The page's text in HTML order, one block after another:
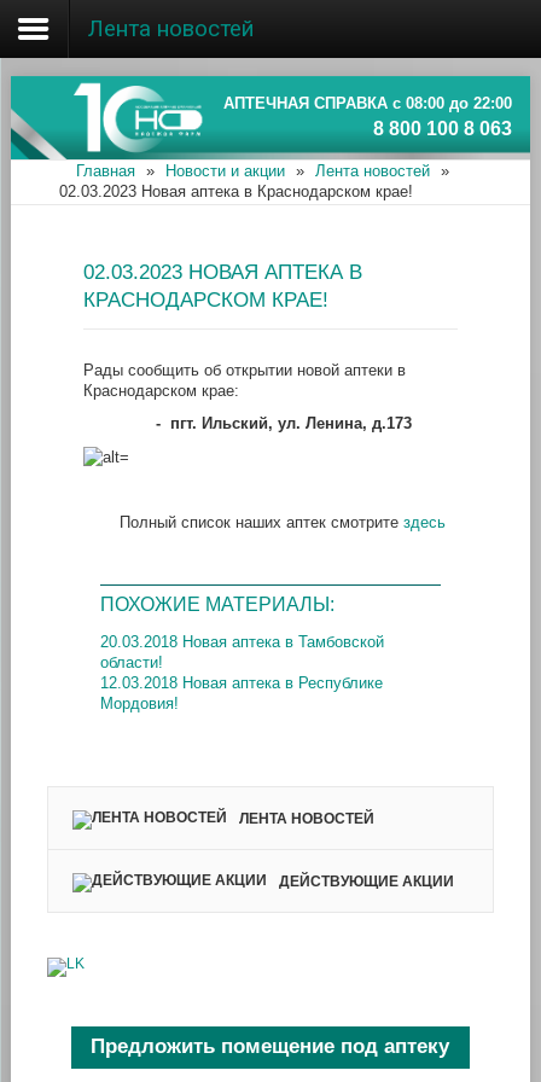
Главная
Об ассоциации
Наши аптеки
Информация
Лента новостей
АПТЕЧНАЯ СПРАВКА с 08:00 до 22:00
8 800 100 8 063
Главная » Новости и акции » Лента новостей
»
02.03.2023 Новая аптека в Краснодарском крае!
02.03.2023 НОВАЯ АПТЕКА В
КРАСНОДАРСКОМ КРАЕ!
Рады сообщить об открытии новой аптеки в
Краснодарском крае:
- пгт. Ильский, ул. Ленина, д.173
Полный список наших аптек смотрите здесь
ПОХОЖИЕ МАТЕРИАЛЫ:
20.03.2018 Новая аптека в Тамбовской
области!
12.03.2018 Новая аптека в Республике
Мордовия!
ЛЕНТА НОВОСТЕЙ
ДЕЙСТВУЮЩИЕ АКЦИИ
Предложить помещение под аптеку